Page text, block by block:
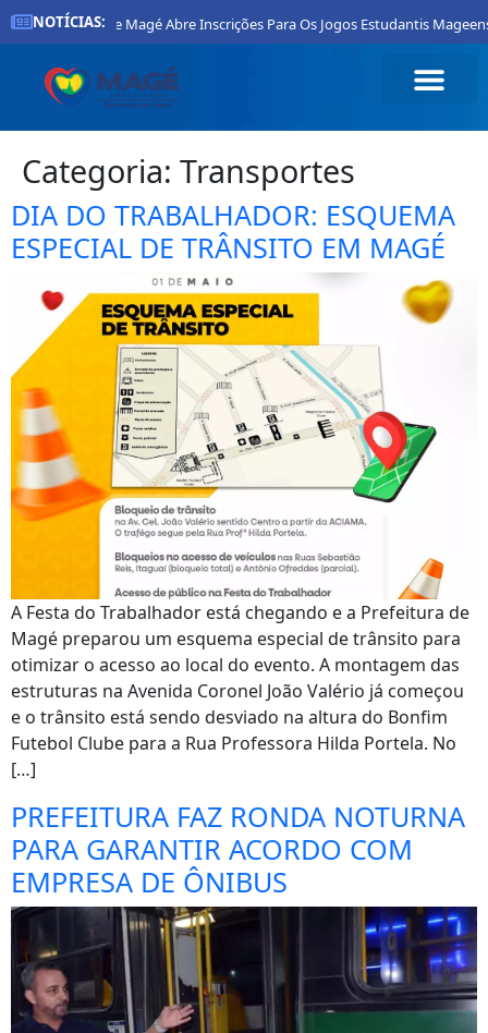
NOTÍCIAS:
Prefeitura De Magé Abre Inscrições Para Os Jogos Estudantis Mageenses
Categoria: Transportes
DIA DO TRABALHADOR: ESQUEMA
ESPECIAL DE TRÂNSITO EM MAGÉ
A Festa do Trabalhador está chegando e a Prefeitura de
Magé preparou um esquema especial de trânsito para
otimizar o acesso ao local do evento. A montagem das
estruturas na Avenida Coronel João Valério já começou
e o trânsito está sendo desviado na altura do Bonfim
Futebol Clube para a Rua Professora Hilda Portela. No
[…]
PREFEITURA FAZ RONDA NOTURNA
PARA GARANTIR ACORDO COM
EMPRESA DE ÔNIBUS